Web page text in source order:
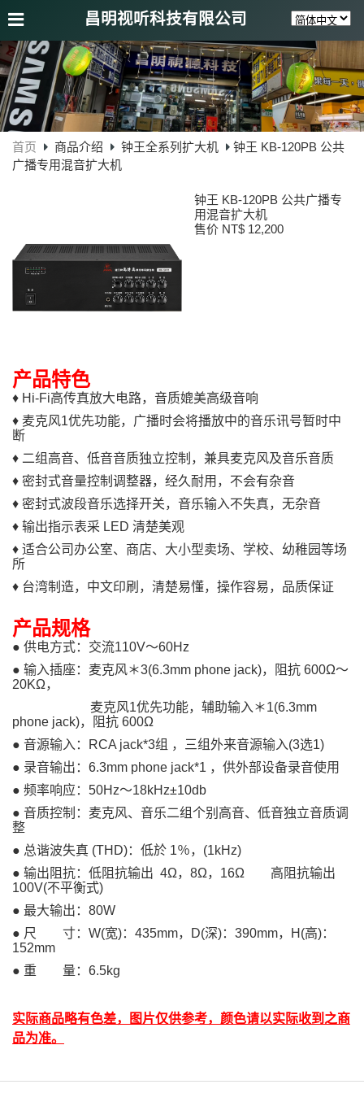
昌明视听科技有限公司
首页 商品介绍 钟王全系列扩大机
钟王 KB-120PB 公共
广播专用混音扩大机
钟王 KB-120PB 公共广播专
用混音扩大机
售价 NT$ 12,200
产品特色
♦ Hi-Fi高传真放大电路，音质媲美高级音响
♦ 麦克风1优先功能，广播时会将播放中的音乐讯号暂时中
断
♦ 二组高音、低音音质独立控制，兼具麦克风及音乐音质
♦ 密封式音量控制调整器，经久耐用，不会有杂音
♦ 密封式波段音乐选择开关，音乐输入不失真，无杂音
♦ 输出指示表采 LED 清楚美观
♦ 适合公司办公室、商店、大小型卖场、学校、幼稚园等场
所
♦ 台湾制造，中文印刷，清楚易懂，操作容易，品质保证
产品规格
● 供电方式：交流110V～60Hz
● 输入插座：麦克风＊3(6.3mm phone jack)，阻抗 600Ω～
20KΩ，
麦克风1优先功能，辅助输入＊1(6.3mm
phone jack)，阻抗 600Ω
● 音源输入：RCA jack*3组 ，三组外来音源输入(3选1)
● 录音输出：6.3mm phone jack*1 ，供外部设备录音使用
● 频率响应：50Hz～18kHz±10db
● 音质控制：麦克风、音乐二组个别高音、低音独立音质调
整
● 总谐波失真 (THD)：低於 1％，(1kHz)
● 输出阻抗：低阻抗输出 4Ω，8Ω，16Ω 高阻抗输出
100V(不平衡式)
● 最大输出：80W
● 尺 寸：W(宽)：435mm，D(深)：390mm，H(高)：
152mm
● 重 量：6.5kg
实际商品略有色差，图片仅供参考，颜色请以实际收到之商
品为准。